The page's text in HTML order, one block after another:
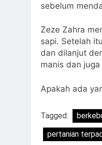
sebelum
Zeze Zahra
sapi. Setelah
dan dilanjut
manis dan
Apakah ada
Tagged:
pertanian